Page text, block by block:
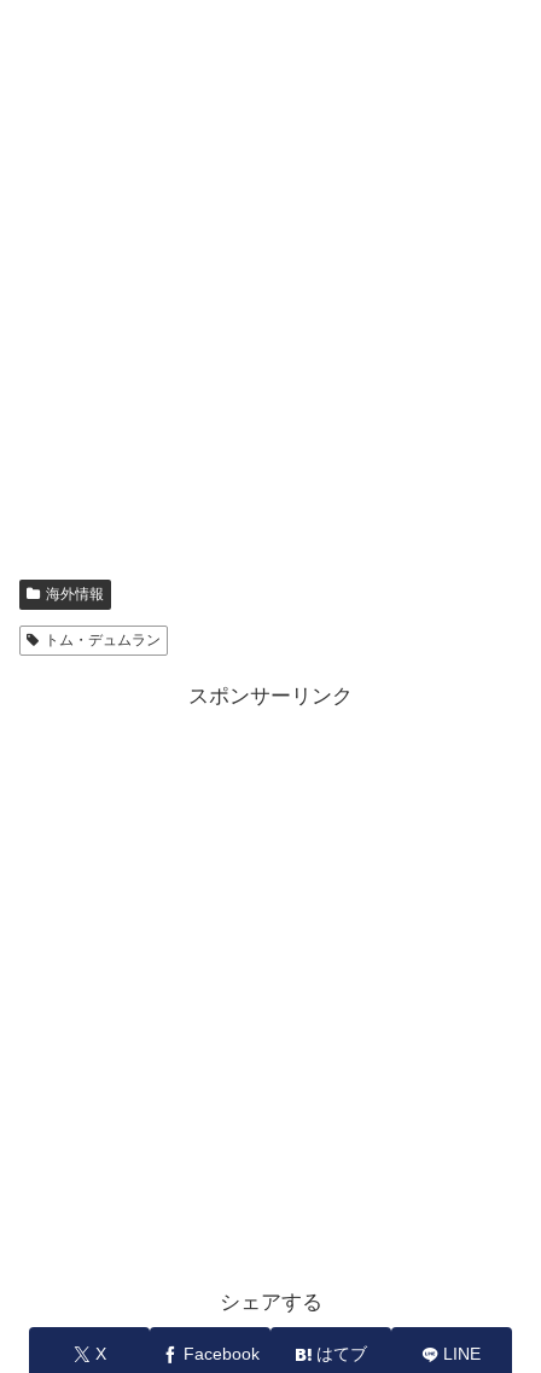
海外情報
トム・デュムラン
スポンサーリンク
シェアする
X Facebook はてブ LINE